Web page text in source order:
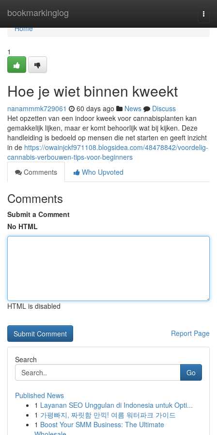
bookmarkinglog
Home
Home
1
Hoe je wiet binnen kweekt
nanammmk729061 60 days ago News
Discuss
Het opzetten van een indoor kweek voor cannabisplanten kan
gemakkelijk lijken, maar er komt behoorlijk wat bij kijken. Deze
handleiding is bedoeld op mensen die net starten en geeft inzicht
in de https://owainjckf971108.blogsidea.com/48478842/voordelig-
cannabis-verbouwen-tips-voor-beginners
Comments
Who Upvoted
Comments
Submit a Comment
No HTML
HTML is disabled
Report Page
Search
Go
Published News
1 Layanan SEO Unggulan di Indonesia untuk Opti...
1 가평빠지, 짜릿함 만끽! 여름 워터파크 가이드
1 Boost Your SMM Business: The Ultimate